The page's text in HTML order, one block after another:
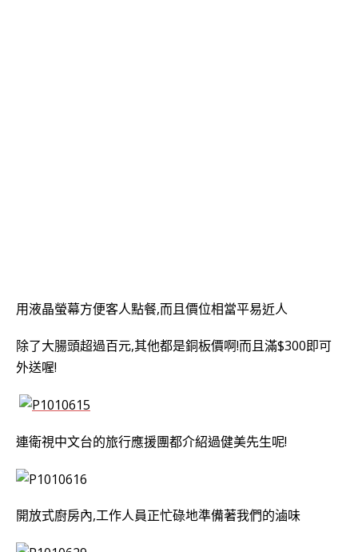
用液晶螢幕方便客人點餐,而且價位相當平易近人
除了大腸頭超過百元,其他都是銅板價啊!而且滿$300即可
外送喔!
連衛視中文台的旅行應援團都介紹過健美先生呢!
開放式廚房內,工作人員正忙碌地準備著我們的滷味